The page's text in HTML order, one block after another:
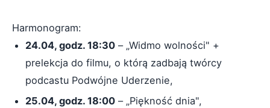
Harmonogram:
24.04, godz. 18:30 – „Widmo wolności" +
prelekcja do filmu, o którą zadbają twórcy
podcastu Podwójne Uderzenie,
25.04, godz. 18:00 – „Piękność dnia",